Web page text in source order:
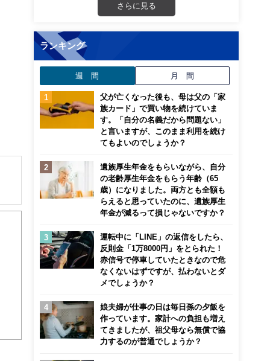
き
さらに見る
ランキング
週 間 月 間
父が亡くなった後も、母は父の「家
族カード」で買い物を続けていま
す。「自分の名義だから問題ない」
と言いますが、このまま利用を続け
てもよいのでしょうか？
遺族厚生年金をもらいながら、自分
の老齢厚生年金をもらう年齢（65
歳）になりました。両方とも全額も
らえると思っていたのに、遺族厚生
年金が減るって損じゃないですか？
運転中に「LINE」の返信をしたら、
反則金「1万8000円」をとられた！
赤信号で停車していたときなので危
なくないはずですが、払わないとダ
メでしょうか？
娘夫婦が仕事の日は毎日孫の夕飯を
作っています。家計への負担も増え
てきましたが、祖父母なら無償で協
力するのが普通でしょうか？